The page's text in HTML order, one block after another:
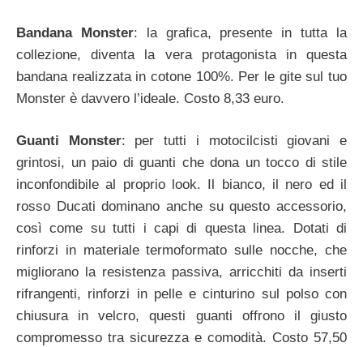
Bandana Monster: la grafica, presente in tutta la
collezione, diventa la vera protagonista in questa
bandana realizzata in cotone 100%. Per le gite sul tuo
Monster è davvero l’ideale. Costo 8,33 euro.
Guanti Monster: per tutti i motocilcisti giovani e
grintosi, un paio di guanti che dona un tocco di stile
inconfondibile al proprio look. Il bianco, il nero ed il
rosso Ducati dominano anche su questo accessorio,
così come su tutti i capi di questa linea. Dotati di
rinforzi in materiale termoformato sulle nocche, che
migliorano la resistenza passiva, arricchiti da inserti
rifrangenti, rinforzi in pelle e cinturino sul polso con
chiusura in velcro, questi guanti offrono il giusto
compromesso tra sicurezza e comodità. Costo 57,50